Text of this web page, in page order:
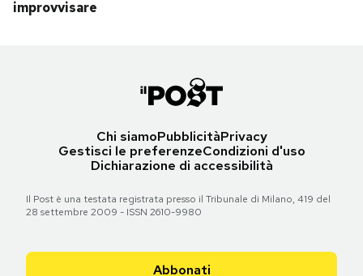
improvvisare
Chi siamoPubblicitàPrivacy
Gestisci le preferenzeCondizioni d'uso
Dichiarazione di accessibilità
Il Post è una testata registrata presso il Tribunale di Milano, 419 del
28 settembre 2009 - ISSN 2610-9980
Abbonati